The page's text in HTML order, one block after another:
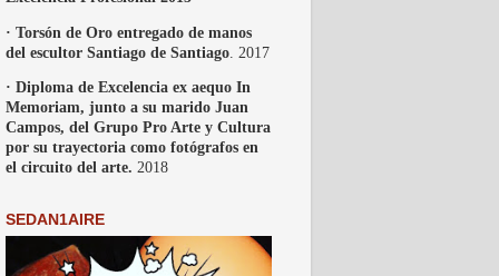
· Torsón de Oro entregado de manos
del escultor Santiago de Santiago . 2017
· Diploma de Excelencia ex aequo In
Memoriam, junto a su marido Juan
Campos, del Grupo Pro Arte y Cultura
por su trayectoria como fotógrafos en
el circuito del arte. 2018
SEDAN1AIRE